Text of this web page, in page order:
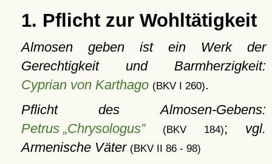
1. Pflicht zur Wohltätigkeit
Almosen geben ist ein Werk der
Gerechtigkeit und Barmherzigkeit:
Cyprian von Karthago (BKV I 260).
Pflicht des Almosen-Gebens:
Petrus „Chrysologus”
(BKV 184); vgl.
Armenische Väter (BKV II 86 - 98)